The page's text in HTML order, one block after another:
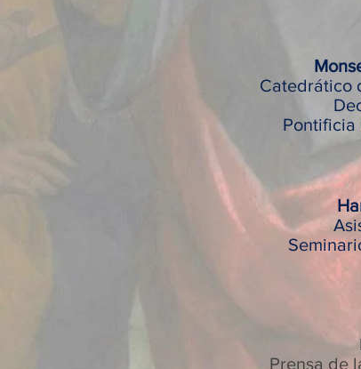
Catedrático
Pontificia
Prensa de